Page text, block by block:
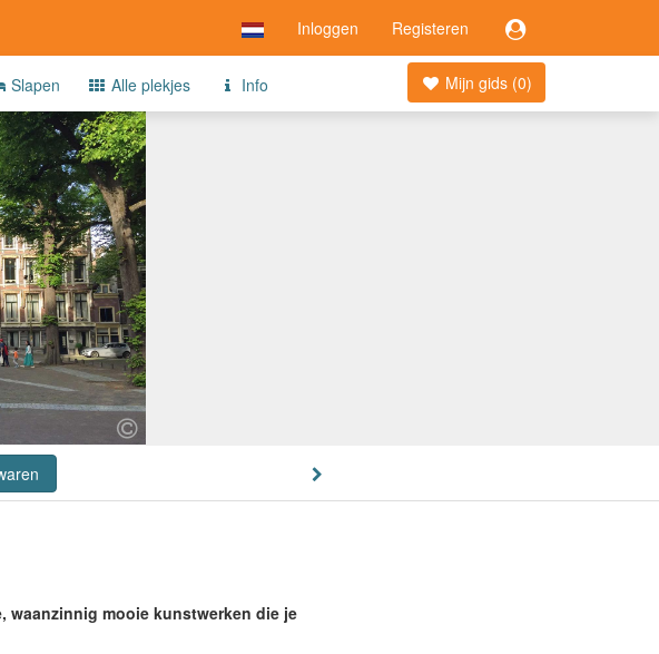
Inloggen Registeren
Mijn gids (0)
Slapen Alle plekjes Info
waanzinnig mooie kunstwerken die je